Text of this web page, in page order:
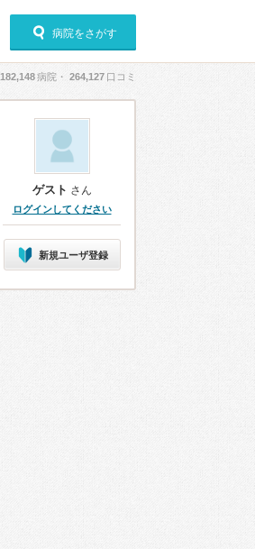
病院をさがす
182,148病院・ 264,127 口コミ
ゲスト さん
ログインしてください
新規ユーザ登録